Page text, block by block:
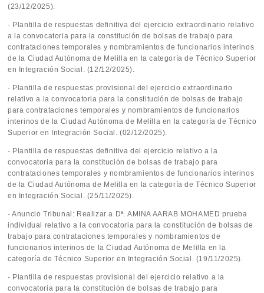
(23/12/2025).
- Plantilla de respuestas definitiva del ejercicio extraordinario relativo
a la convocatoria para la constitución de bolsas de trabajo para
contrataciones temporales y nombramientos de funcionarios interinos
de la Ciudad Autónoma de Melilla en la categoría de Técnico Superior
en Integración Social. (12/12/2025).
- Plantilla de respuestas provisional del ejercicio extraordinario
relativo a la convocatoria para la constitución de bolsas de trabajo
para contrataciones temporales y nombramientos de funcionarios
interinos de la Ciudad Autónoma de Melilla en la categoría de Técnico
Superior en Integración Social. (02/12/2025).
- Plantilla de respuestas definitiva del ejercicio relativo a la
convocatoria para la constitución de bolsas de trabajo para
contrataciones temporales y nombramientos de funcionarios interinos
de la Ciudad Autónoma de Melilla en la categoría de Técnico Superior
en Integración Social. (25/11/2025).
- Anuncio Tribunal: Realizar a Dª. AMINA AARAB MOHAMED prueba
individual relativo a la convocatoria para la constitución de bolsas de
trabajo para contrataciones temporales y nombramientos de
funcionarios interinos de la Ciudad Autónoma de Melilla en la
categoría de Técnico Superior en Integración Social. (19/11/2025).
- Plantilla de respuestas provisional del ejercicio relativo a la
convocatoria para la constitución de bolsas de trabajo para